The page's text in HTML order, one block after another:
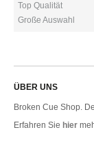
Top Qualität
Große Auswahl
ÜBER UNS
Broken Cue Shop.
Erfahren Sie hier